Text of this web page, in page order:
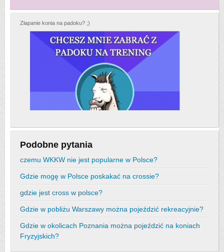
Złapanie konia na padoku? ;)
Podobne pytania
czemu WKKW nie jest popularne w Polsce?
Gdzie mogę w Polsce poskakać na crossie?
gdzie jest cross w polsce?
Gdzie w pobliżu Warszawy można pojeździć rekreacyjnie?
Gdzie w okolicach Poznania można pojeździć na koniach
Fryzyjskich?